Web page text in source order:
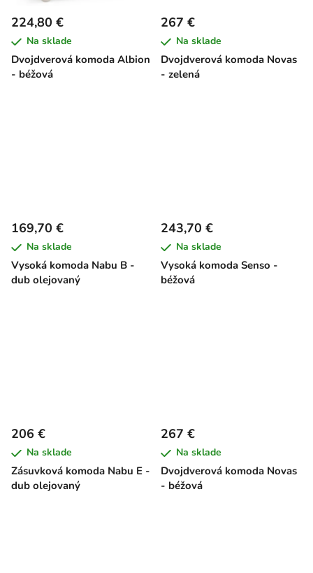
Dvojdverová komoda Albion
- béžová
224,80 €
Na sklade
Dvojdverová komoda Novas
- zelená
267 €
Na sklade
Vysoká komoda Nabu B -
dub olejovaný
169,70 €
Na sklade
Vysoká komoda Senso -
béžová
243,70 €
Na sklade
Zásuvková komoda Nabu E -
dub olejovaný
206 €
Na sklade
Dvojdverová komoda Novas
- béžová
267 €
Na sklade